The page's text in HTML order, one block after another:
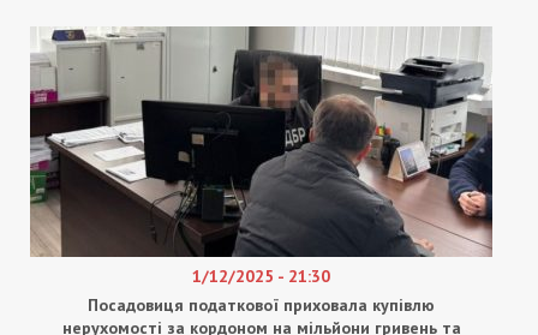
1/12/2025 - 21:30
Посадовиця податкової приховала купівлю
нерухомості за кордоном на мільйони гривень та